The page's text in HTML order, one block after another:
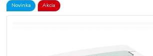
Novinka Akcia